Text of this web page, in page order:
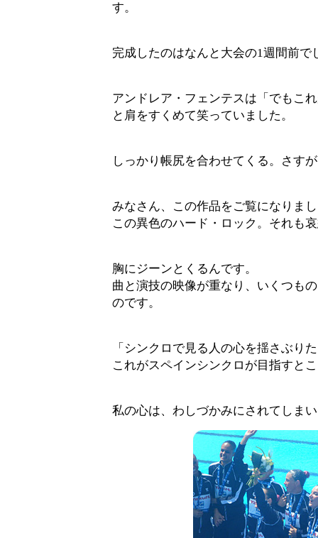
す。
完成したのはなんと大会の1週間前で
アンドレア・フェンテスは「でもこ
と肩をすくめて笑っていました。
しっかり帳尻を合わせてくる。さす
みなさん、この作品をご覧になりま
この異色のハード・ロック。それも
胸にジーンとくるんです。
曲と演技の映像が重なり、いくつも
のです。
「シンクロで見る人の心を揺さぶり
これがスペインシンクロが目指すと
私の心は、わしづかみにされてしま